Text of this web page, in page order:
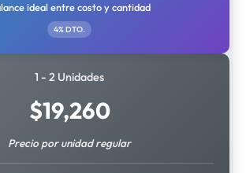
ideal entre costo y cantidad
4% DTO.
1 - 2 Unidades
$19,260
Precio por unidad regular